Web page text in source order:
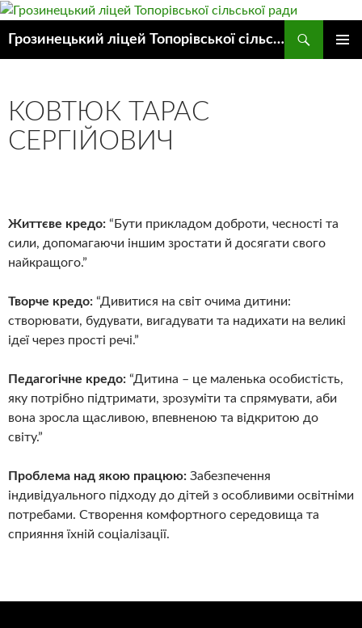
Грозинецький ліцей Топорівської сільської ради
КОВТЮК ТАРАС
СЕРГІЙОВИЧ
Життєве кредо: “Бути прикладом доброти, чесності та
сили, допомагаючи іншим зростати й досягати свого
найкращого.”
Творче кредо: “Дивитися на світ очима дитини:
створювати, будувати, вигадувати та надихати на великі
ідеї через прості речі.”
Педагогічне кредо: “Дитина – це маленька особистість,
яку потрібно підтримати, зрозуміти та спрямувати, аби
вона зросла щасливою, впевненою та відкритою до
світу.”
Проблема над якою працюю: Забезпечення
індивідуального підходу до дітей з особливими освітніми
потребами. Створення комфортного середовища та
сприяння їхній соціалізації.